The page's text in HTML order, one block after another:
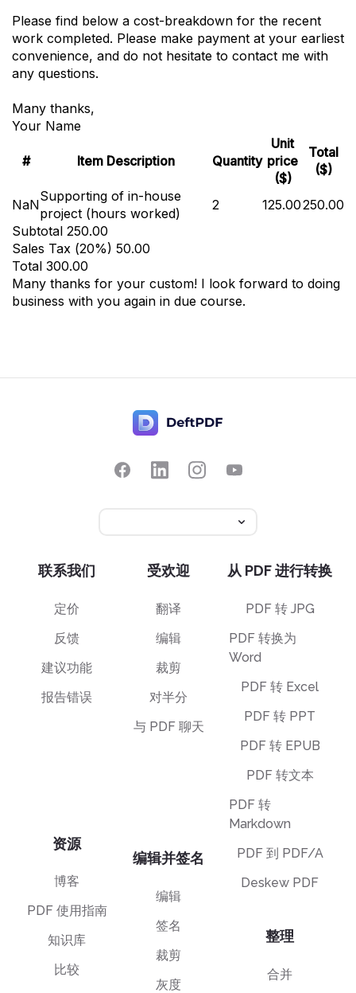
Please find below a cost-breakdown for the recent
work completed. Please make payment at your earliest
convenience, and do not hesitate to contact me with
any questions.
Many thanks,
Your Name
# Item Description Quantity
Unit
price
($)
Total
($)
NaN
Supporting of in-house
project (hours worked)
2 125.00250.00
Subtotal 250.00
Sales Tax (20%) 50.00
Total 300.00
Many thanks for your custom! I look forward to doing
business with you again in due course.
联系我们
定价
反馈
建议功能
报告错误
资源
博客
PDF 使用指南
知识库
比较
受欢迎
翻译
编辑
裁剪
对半分
与 PDF 聊天
编辑并签名
编辑
签名
裁剪
灰度
从 PDF 进行转换
PDF 转 JPG
PDF 转换为
Word
PDF 转 Excel
PDF 转 PPT
PDF 转 EPUB
PDF 转文本
PDF 转
Markdown
PDF 到 PDF/A
Deskew PDF
整理
合并